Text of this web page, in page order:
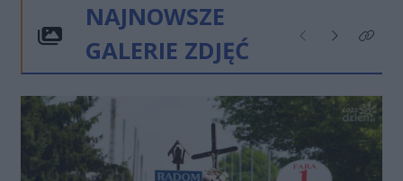
NAJNOWSZE
GALERIE ZDJĘĆ
Poprzednie
NastępneKliknij